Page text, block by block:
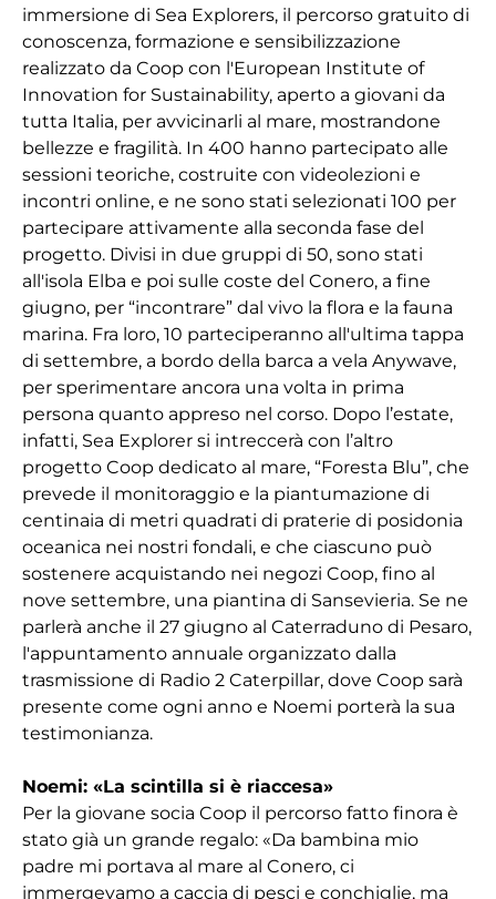
immersione di Sea Explorers, il percorso gratuito di
conoscenza, formazione e sensibilizzazione
realizzato da Coop con l'European Institute of
Innovation for Sustainability, aperto a giovani da
tutta Italia, per avvicinarli al mare, mostrandone
bellezze e fragilità. In 400 hanno partecipato alle
sessioni teoriche, costruite con videolezioni e
incontri online, e ne sono stati selezionati 100 per
partecipare attivamente alla seconda fase del
progetto. Divisi in due gruppi di 50, sono stati
all'isola Elba e poi sulle coste del Conero, a fine
giugno, per “incontrare” dal vivo la flora e la fauna
marina. Fra loro, 10 parteciperanno all'ultima tappa
di settembre, a bordo della barca a vela Anywave,
per sperimentare ancora una volta in prima
persona quanto appreso nel corso. Dopo l’estate,
infatti, Sea Explorer si intreccerà con l’altro
progetto Coop dedicato al mare, “Foresta Blu”, che
prevede il monitoraggio e la piantumazione di
centinaia di metri quadrati di praterie di posidonia
oceanica nei nostri fondali, e che ciascuno può
sostenere acquistando nei negozi Coop, fino al
nove settembre, una piantina di Sansevieria. Se ne
parlerà anche il 27 giugno al Caterraduno di Pesaro,
l'appuntamento annuale organizzato dalla
trasmissione di Radio 2 Caterpillar, dove Coop sarà
presente come ogni anno e Noemi porterà la sua
testimonianza.
Noemi: «La scintilla si è riaccesa»
Per la giovane socia Coop il percorso fatto finora è
stato già un grande regalo: «Da bambina mio
padre mi portava al mare al Conero, ci
immergevamo a caccia di pesci e conchiglie, ma